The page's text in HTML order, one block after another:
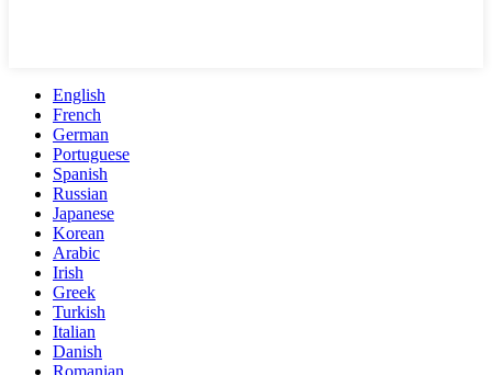
English
French
German
Portuguese
Spanish
Russian
Japanese
Korean
Arabic
Irish
Greek
Turkish
Italian
Danish